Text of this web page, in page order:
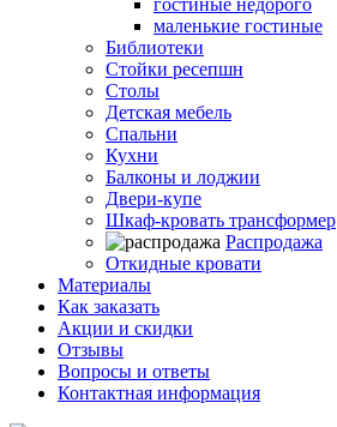
гостиные недорого
маленькие гостиные
Библиотеки
Стойки ресепшн
Столы
Детская мебель
Спальни
Кухни
Балконы и лоджии
Двери-купе
Шкаф-кровать трансформер
Распродажа
Откидные кровати
Материалы
Как заказать
Акции и скидки
Отзывы
Вопросы и ответы
Контактная информация